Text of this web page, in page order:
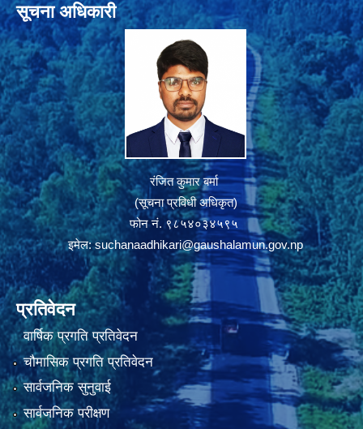
सूचना अधिकारी
रंजित कुमार बर्मा
(सूचना प्रविधी अधिकृत)
फोन नं. ९८५४०३४५९५
इमेल:suchanaadhikari@gaushalamun.gov.np
प्रतिवेदन
वार्षिक प्रगति प्रतिवेदन
चौमासिक प्रगति प्रतिवेदन
सार्वजनिक सुनुवाई
सार्वजनिक परीक्षण